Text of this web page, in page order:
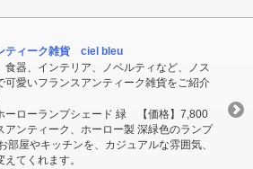
ティーク雑貨 ciel bleu
食器、インテリア、ノベルティなど、ノス
可愛いフランスアンティーク雑貨をご紹介
ーローランプシェード 緑 【価格】7,800
ンティーク、ホーロー製 深緑色のランプ
部屋やキッチンを、カジュアルな雰囲気、
てくれます。